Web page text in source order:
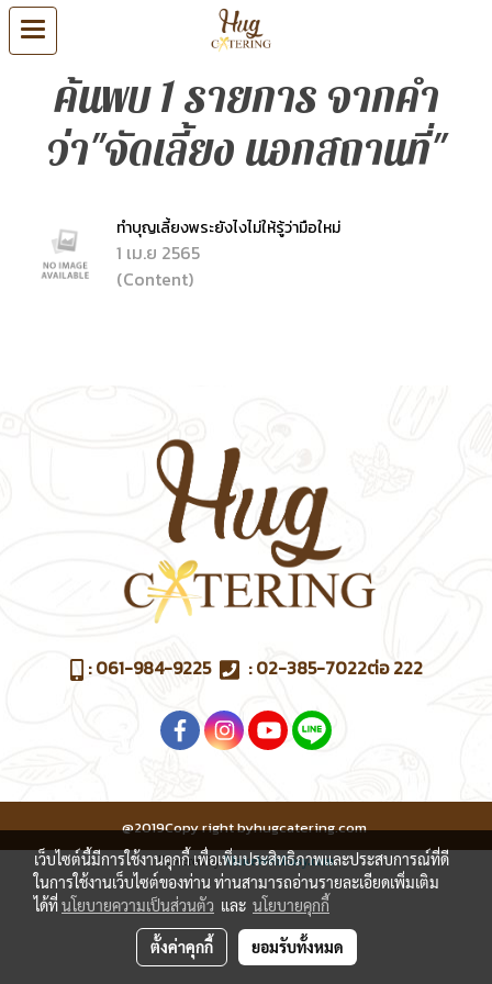
ค้นพบ 1 รายการ จากคำ
ว่า"จัดเลี้ยง นอกสถานที่"
ทำบุญเลี้ยงพระยังไงไม่ให้รู้ว่ามือใหม่
1 เม.ย 2565
(Content)
:061-984-9225 :02-385-7022ต่อ 222
@2019Copy right byhugcatering.com
Powered byMakeWebEasy.com
เว็บไซต์นี้มีการใช้งานคุกกี้ เพื่อเพิ่มประสิทธิภาพและประสบการณ์ที่ดี
ในการใช้งานเว็บไซต์ของท่าน ท่านสามารถอ่านรายละเอียดเพิ่มเติม
ได้ที่นโยบายความเป็นส่วนตัว และ นโยบายคุกกี้
ตั้งค่าคุกกี้ ยอมรับทั้งหมด